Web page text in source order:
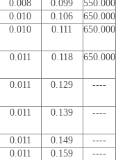
0.008 0.099 550.000
0.010 0.106 650.000
0.010 0.111 650.000
0.011 0.118 650.000
0.011 0.129 ----
0.011 0.139 ----
0.011 0.149 ----
0.011 0.159 ----